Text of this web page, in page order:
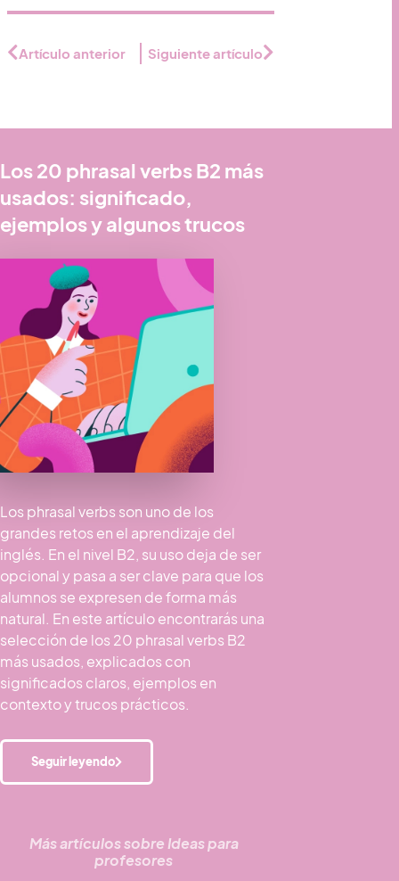
Artículo anterior Siguiente artículo
Los 20 phrasal verbs B2 más
usados: significado,
ejemplos y algunos trucos
Los phrasal verbs son uno de los
grandes retos en el aprendizaje del
inglés. En el nivel B2, su uso deja de ser
opcional y pasa a ser clave para que los
alumnos se expresen de forma más
natural. En este artículo encontrarás una
selección de los 20 phrasal verbs B2
más usados, explicados con
significados claros, ejemplos en
contexto y trucos prácticos.
Seguir leyendo
Más artículos sobre Ideas para
profesores